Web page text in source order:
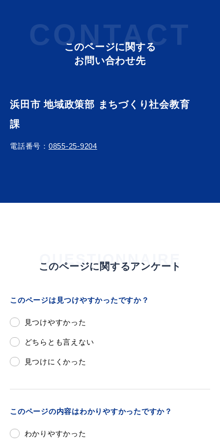
CONTACT
このページに関する
お問い合わせ先
浜田市 地域政策部 まちづくり社会教育
課
電話番号： 0855-25-9204
QUESTIONNAIRE
このページに関するアンケート
このページは見つけやすかったですか？
見つけやすかった
どちらとも言えない
見つけにくかった
このページの内容はわかりやすかったですか？
わかりやすかった